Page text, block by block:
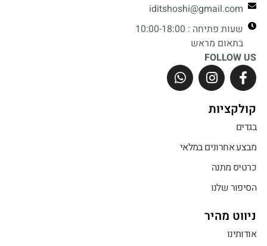
iditshoshi@gmail.com
שעות פתיחה : 10:00-18:00
בתאום מראש
FOLLOW US
קולקציות
בגדים
מבצע אחרונים במלאי
כרטיס מתנה
הסיפור שלנו
ניווט מהיר
אודותינו